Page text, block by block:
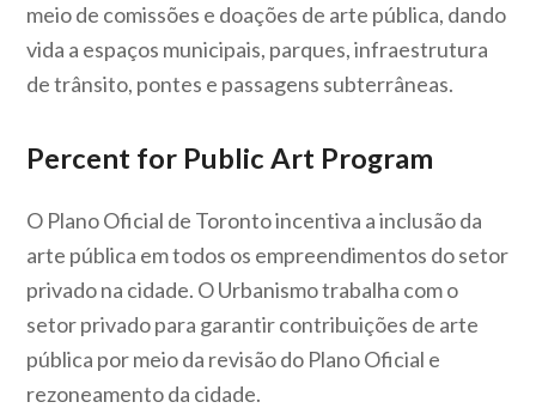
meio de comissões e doações de arte pública, dando
vida a espaços municipais, parques, infraestrutura
de trânsito, pontes e passagens subterrâneas.
Percent for Public Art Program
O Plano Oficial de Toronto incentiva a inclusão da
arte pública em todos os empreendimentos do setor
privado na cidade. O Urbanismo trabalha com o
setor privado para garantir contribuições de arte
pública por meio da revisão do Plano Oficial e
rezoneamento da cidade.